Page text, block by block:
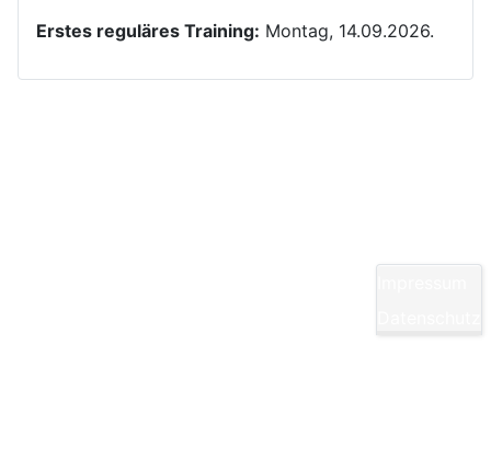
Erstes reguläres Training: Montag, 14.09.2026.